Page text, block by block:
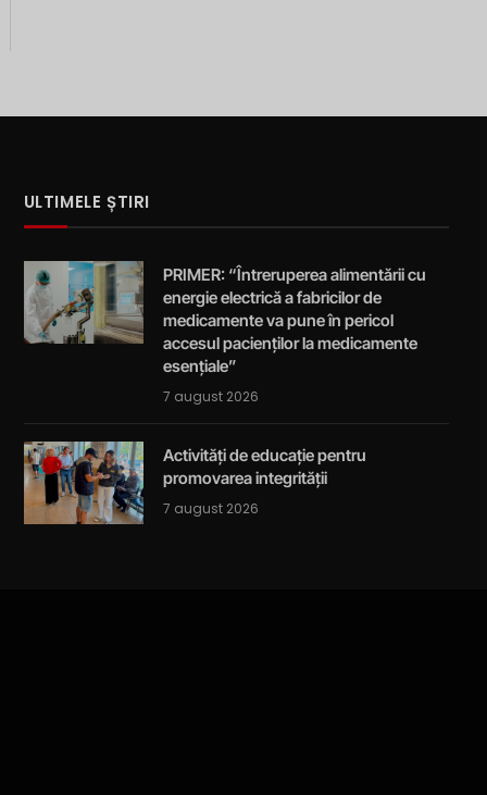
ULTIMELE ȘTIRI
PRIMER: “Întreruperea alimentării cu
energie electrică a fabricilor de
medicamente va pune în pericol
accesul pacienților la medicamente
esențiale”
7 august 2026
Activități de educație pentru
promovarea integrității
7 august 2026